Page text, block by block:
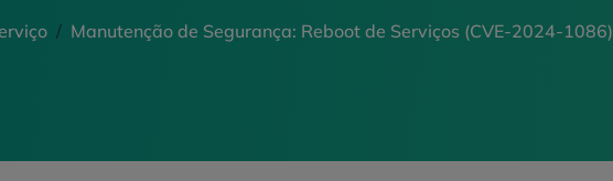
Manutenção de Segurança: Reboot de Serviços (CVE-2024-1086)